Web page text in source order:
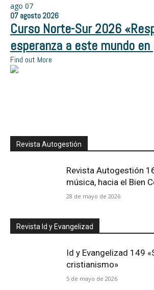
ago 07
07 agosto 2026
Curso Norte-Sur 2026
esperanza a este mundo en
Find out More
Revista Autogestión
Revista Autogestión
música, hacia el Bien
28 de mayo de 2026
Revista Id y Evangelizad
Id y Evangelizad 149
cristianismo»
5 de mayo de 2026